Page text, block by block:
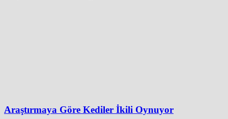
Araştırmaya Göre Kediler İkili Oynuyor